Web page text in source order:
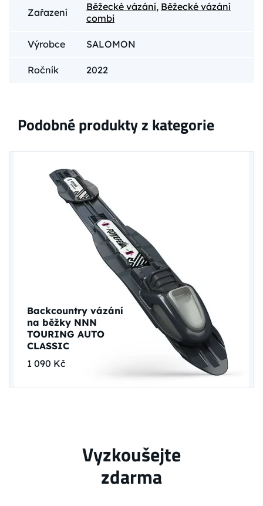
Zařazení Běžecké vázání, Běžecké vázání
combi
Výrobce SALOMON
Ročník 2022
Podobné produkty z kategorie
Backcountry vázání
na běžky NNN
TOURING AUTO
CLASSIC
1 090 Kč
Vyzkoušejte
zdarma